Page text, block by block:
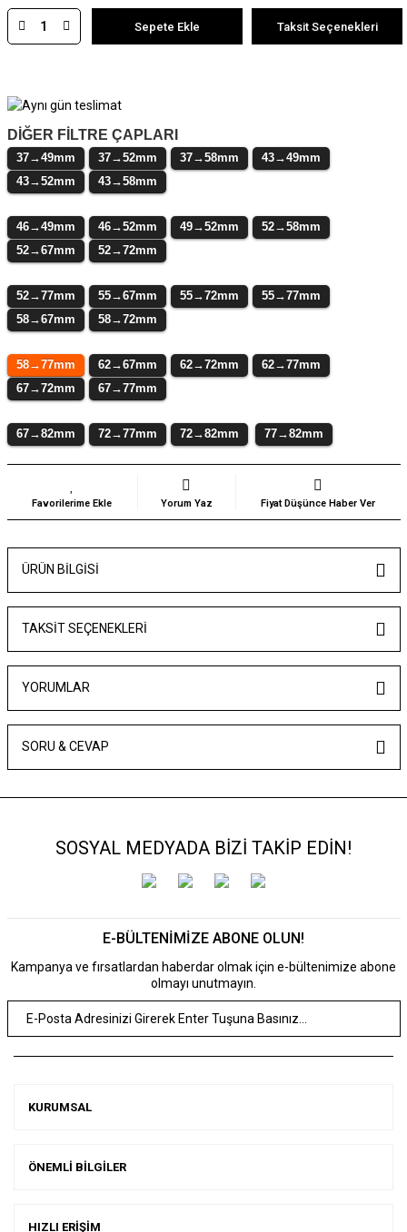
Sepete Ekle Taksit Seçenekleri
DİĞER FİLTRE ÇAPLARI
37→49mm 37→52mm 37→58mm
43→49mm
43→52mm
43→58mm
46→49mm 46→52mm 49→52mm
52→58mm
52→67mm
52→72mm
52→77mm 55→67mm 55→72mm
55→77mm
58→67mm
58→72mm
58→77mm 62→67mm 62→72mm
62→77mm
67→72mm
67→77mm
67→82mm 72→77mm 72→82mm 77→82mm
Yorum Yaz Fiyat Düşünce Haber Ver
ÜRÜN BILGISI
TAKSIT SEÇENEKLERI
YORUMLAR
SORU & CEVAP
SOSYAL MEDYADA BİZİ TAKİP EDİN!
E-BÜLTENİMİZE ABONE OLUN!
Kampanya ve fırsatlardan haberdar olmak için e-bültenimize abone
olmayı unutmayın.
KURUMSAL
ÖNEMLİ BİLGİLER
HIZLI ERİŞİM